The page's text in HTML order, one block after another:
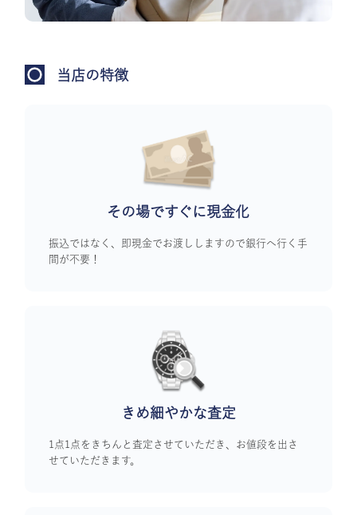
当店の特徴
その場ですぐに現金化
振込ではなく、即現金でお渡ししますので銀行へ行く手
間が不要！
きめ細やかな査定
1点1点をきちんと査定させていただき、お値段を出さ
せていただきます。